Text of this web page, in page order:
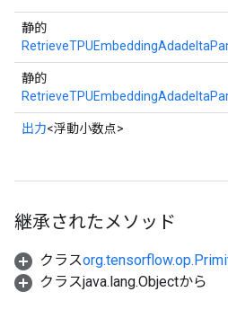
静的
静的
出力<浮動小数点>
継承されたメソッド
クラス
クラスjava.lang.Objectから